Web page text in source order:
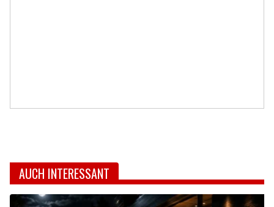
AUCH INTERESSANT